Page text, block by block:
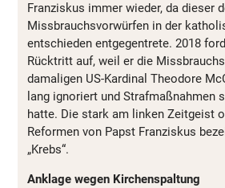
Franziskus immer wieder, da dieser
Missbrauchsvorwürfen in der
entschieden entgegentrete. 2018
Rücktritt auf, weil er die
damaligen US-Kardinal Theodore
lang ignoriert und Strafmaßnahmen
hatte. Die stark am linken Zeitgeist
Reformen von Papst Franziskus
„Krebs“.
Anklage wegen Kirchenspaltung